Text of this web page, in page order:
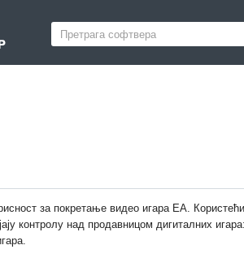
за покретање видео игара ЕА. Користећи
контролу над продавницом дигиталних